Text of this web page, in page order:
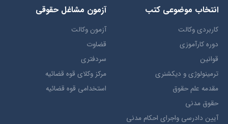
انتخاب​ موضوعي​ کتب
کاربردی وکالت
دوره کارآموزی
قوانین
ترمينولوژي و ديکشنري
مقدمه علم حقوق
حقوق مدني
آيين دادرسي ​واجراي ​احکام ​مدني
آزمون مشاغل حقوقی
آزمون وکالت
قضاوت
سردفتری
مرکز وکلای قوه قضائیه
استخدامی قوه قضائیه